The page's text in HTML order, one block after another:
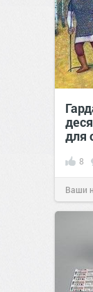
для
8
Ваши